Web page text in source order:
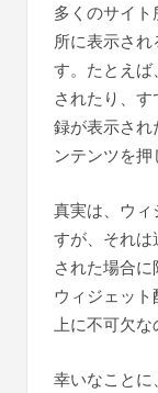
多くのサイ
所に表示さ
す。たとえ
されたり、
録が表示され
ンテンツを押
真実は、ウィ
すが、それ
された場合
ウィジェッ
上に不可欠な
幸いなこと